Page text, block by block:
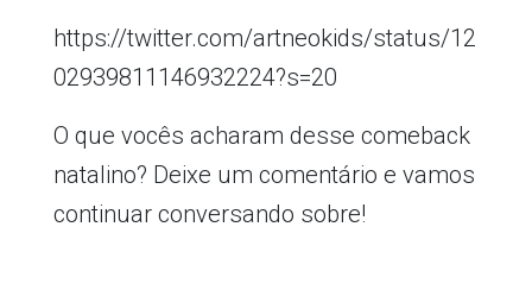
https://twitter.com/artneokids/status/12
02939811146932224?s=20
O que vocês acharam desse comeback
natalino? Deixe um comentário e vamos
continuar conversando sobre!